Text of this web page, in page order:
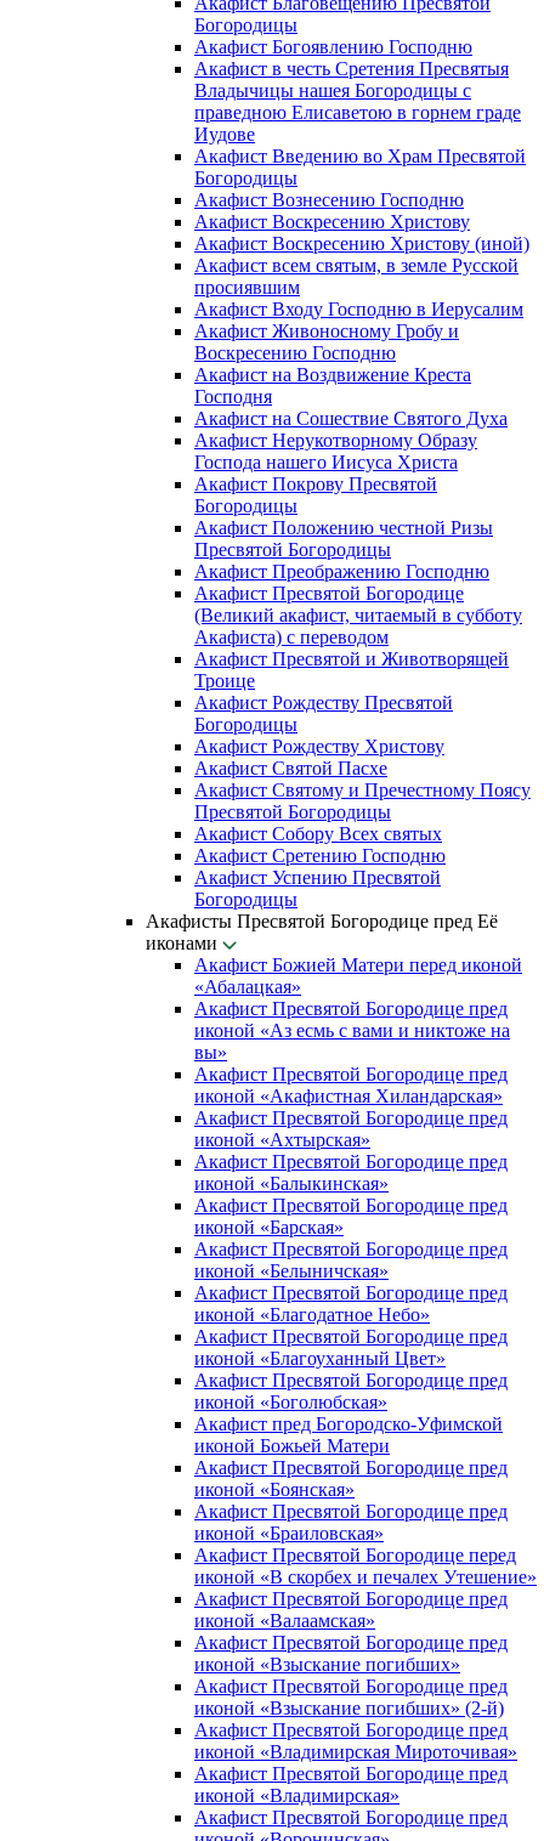
Богородицы
Акафист Богоявлению Господню
Акафист в честь Сретения Пресвятыя
Владычицы нашея Богородицы с
праведною Елисаветою в горнем граде
Иудове
Акафист Введению во Храм Пресвятой
Богородицы
Акафист Вознесению Господню
Акафист Воскресению Христову
Акафист Воскресению Христову (иной)
Акафист всем святым, в земле Русской
просиявшим
Акафист Входу Господню в Иерусалим
Акафист Живоносному Гробу и
Воскресению Господню
Акафист на Воздвижение Креста
Господня
Акафист на Сошествие Святого Духа
Акафист Нерукотворному Образу
Господа нашего Иисуса Христа
Акафист Покрову Пресвятой
Богородицы
Акафист Положению честной Ризы
Пресвятой Богородицы
Акафист Преображению Господню
Акафист Пресвятой Богородице
(Великий акафист, читаемый в субботу
Акафиста) с переводом
Акафист Пресвятой и Животворящей
Троице
Акафист Рождеству Пресвятой
Богородицы
Акафист Рождеству Христову
Акафист Святой Пасхе
Акафист Святому и Пречестному Поясу
Пресвятой Богородицы
Акафист Собору Всех святых
Акафист Сретению Господню
Акафист Успению Пресвятой
Богородицы
Акафисты Пресвятой Богородице пред Её
иконами
Акафист Божией Матери перед иконой
«Абалацкая»
Акафист Пресвятой Богородице пред
иконой «Аз есмь с вами и никтоже на
вы»
Акафист Пресвятой Богородице пред
иконой «Акафистная Хиландарская»
Акафист Пресвятой Богородице пред
иконой «Ахтырская»
Акафист Пресвятой Богородице пред
иконой «Балыкинская»
Акафист Пресвятой Богородице пред
иконой «Барская»
Акафист Пресвятой Богородице пред
иконой «Белыничская»
Акафист Пресвятой Богородице пред
иконой «Благодатное Небо»
Акафист Пресвятой Богородице пред
иконой «Благоуханный Цвет»
Акафист Пресвятой Богородице пред
иконой «Боголюбская»
Акафист пред Богородско-Уфимской
иконой Божьей Матери
Акафист Пресвятой Богородице пред
иконой «Боянская»
Акафист Пресвятой Богородице пред
иконой «Браиловская»
Акафист Пресвятой Богородице перед
иконой «В скорбех и печалех Утешение»
Акафист Пресвятой Богородице пред
иконой «Валаамская»
Акафист Пресвятой Богородице пред
иконой «Взыскание погибших»
Акафист Пресвятой Богородице пред
иконой «Взыскание погибших» (2-й)
Акафист Пресвятой Богородице пред
иконой «Владимирская Мироточивая»
Акафист Пресвятой Богородице пред
иконой «Владимирская»
Акафист Пресвятой Богородице пред